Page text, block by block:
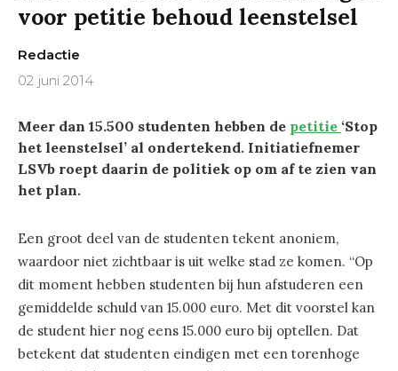
voor petitie behoud leenstelsel
Redactie
02 juni 2014
Meer dan 15.500 studenten hebben de petitie ‘Stop
het leenstelsel’ al ondertekend. Initiatiefnemer
LSVb roept daarin de politiek op om af te zien van
het plan.
Een groot deel van de studenten tekent anoniem,
waardoor niet zichtbaar is uit welke stad ze komen. “Op
dit moment hebben studenten bij hun afstuderen een
gemiddelde schuld van 15.000 euro. Met dit voorstel kan
de student hier nog eens 15.000 euro bij optellen. Dat
betekent dat studenten eindigen met een torenhoge